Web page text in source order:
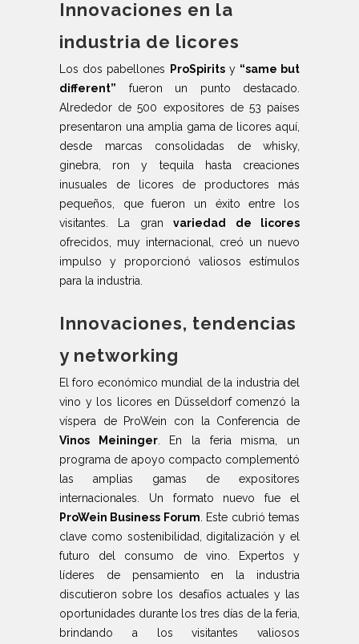
Innovaciones en la
industria de licores
Los dos pabellones ProSpiritsy “same but
different” fueron un punto destacado.
Alrededor de 500 expositores de 53 países
presentaron una amplia gama de licores aquí,
desde marcas consolidadas de whisky,
ginebra, ron y tequila hasta creaciones
inusuales de licores de productores más
pequeños, que fueron un éxito entre los
visitantes. La granvariedad de licores
ofrecidos, muy internacional, creó un nuevo
impulso y proporcionó valiosos estímulos
para la industria.
Innovaciones, tendencias
y networking
El foro económico mundial de la industria del
vino y los licores en Düsseldorf comenzó la
víspera de ProWein con la Conferencia de
Vinos Meininger. En la feria misma, un
programa de apoyo compacto complementó
las amplias gamas de expositores
internacionales. Un formato nuevo fue el
ProWein Business Forum . Este cubrió temas
clave como sostenibilidad, digitalización y el
futuro del consumo de vino. Expertos y
líderes de pensamiento en la industria
discutieron sobre los desafíos actuales y las
oportunidades durante los tres días de la feria,
brindando a los visitantes valiosos